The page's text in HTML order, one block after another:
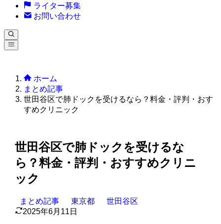
ライター募集
お問い合わせ
ホーム
まとめ記事
世田谷区で肺ドックを受けるなら？料金・評判・おす
すめクリニック
世田谷区で肺ドックを受けるな
ら？料金・評判・おすすめクリニ
ック
まとめ記事 東京都
世田谷区
2025年6月11日